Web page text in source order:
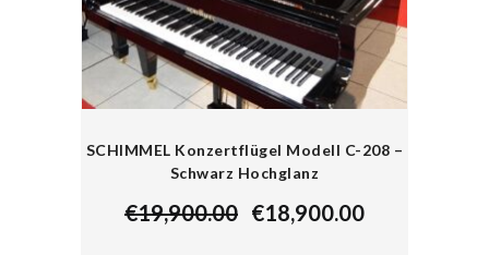
SCHIMMEL Konzertflügel Modell C-208 –
Schwarz Hochglanz
€19,900.00 €18,900.00